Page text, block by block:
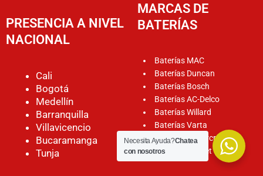
PRESENCIA A NIVEL
NACIONAL
Cali
Bogotá
Medellín
Barranquilla
Villavicencio
Bucaramanga
Tunja
MARCAS DE
BATERÍAS
Baterías MAC
Baterías Duncan
Baterías Bosch
Baterías AC-Delco
Baterías Willard
Baterías Varta
Baterías Motorcraft
Baterías Rocket
Necesita Ayuda?Chatea
con nosotros